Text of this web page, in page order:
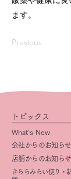
ます。
Previous
トピックス
What’s New
会社からのお知らせ
店舗からのお知らせ
きららみらい便り・